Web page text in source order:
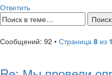
Ответить
Сообщений: 92 • Страница 8 из